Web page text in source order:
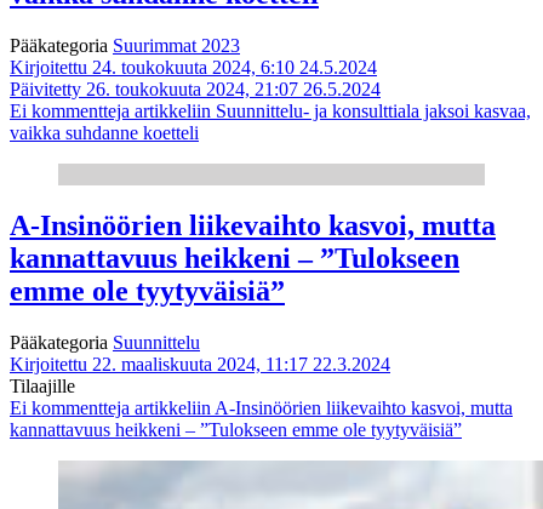
Pääkategoria Suurimmat 2023
Kirjoitettu 24. toukokuuta 2024, 6:10 24.5.2024
Päivitetty 26. toukokuuta 2024, 21:07 26.5.2024
Ei kommentteja artikkeliin Suunnittelu- ja konsulttiala jaksoi kasvaa,
vaikka suhdanne koetteli
A-Insinöörien liikevaihto kasvoi, mutta
kannattavuus heikkeni – ”Tulokseen
emme ole tyytyväisiä”
Pääkategoria Suunnittelu
Kirjoitettu 22. maaliskuuta 2024, 11:17 22.3.2024
Tilaajille
Ei kommentteja artikkeliin A-Insinöörien liikevaihto kasvoi, mutta
kannattavuus heikkeni – ”Tulokseen emme ole tyytyväisiä”